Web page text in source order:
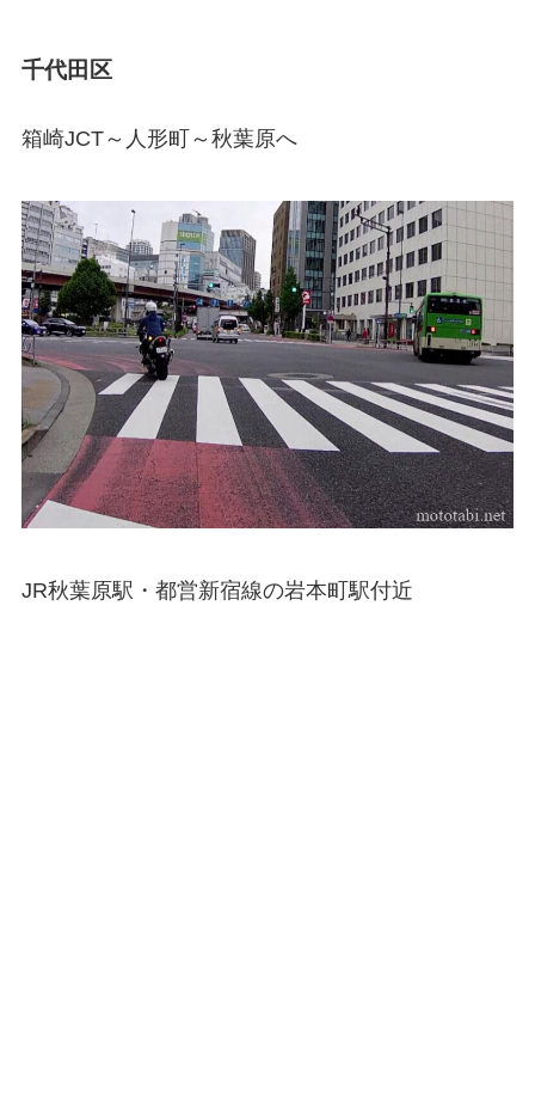
千代田区
箱崎JCT～人形町～秋葉原へ
JR秋葉原駅・都営新宿線の岩本町駅付近